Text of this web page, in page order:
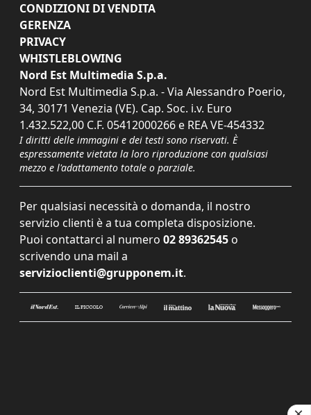
CONDIZIONI DI VENDITA
GERENZA
PRIVACY
WHISTLEBLOWING
Nord Est Multimedia S.p.a.
Nord Est Multimedia S.p.a. - Via Alessandro Poerio,
34, 30171 Venezia (VE). Cap. Soc. i.v. Euro
1.432.522,00 C.F. 05412000266 e REA VE-454332
I diritti delle immagini e dei testi sono riservati. È
espressamente vietata la loro riproduzione con qualsiasi
mezzo e l'adattamento totale o parziale.
Per qualsiasi necessità o domanda, il nostro
servizio clienti è a tua completa disposizione.
Puoi contattarci al numero 02 89362545 o
scrivendo una mail a
servizioclienti@grupponem.it.